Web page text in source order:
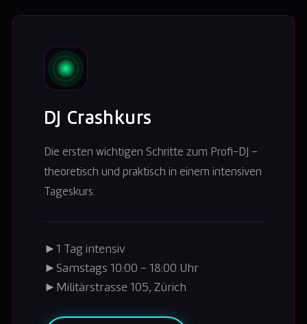
DJ Crashkurs
Die ersten wichtigen Schritte zum Profi-DJ –
theoretisch und praktisch in einem intensiven
Tageskurs.
► 1 Tag intensiv
► Samstags 10:00 – 18:00 Uhr
► Militärstrasse 105, Zürich